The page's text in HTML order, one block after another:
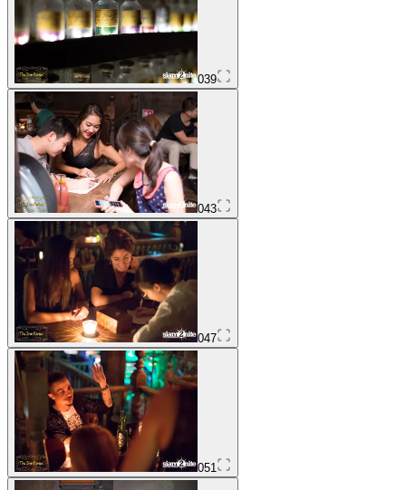
039
043
047
051